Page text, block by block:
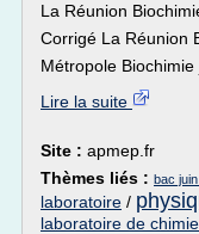
La Réunion
Corrigé La Réunion
Métropole Biochimie
Lire la suite
Site : apmep.fr
Thèmes liés : bac
laboratoire /
laboratoire de